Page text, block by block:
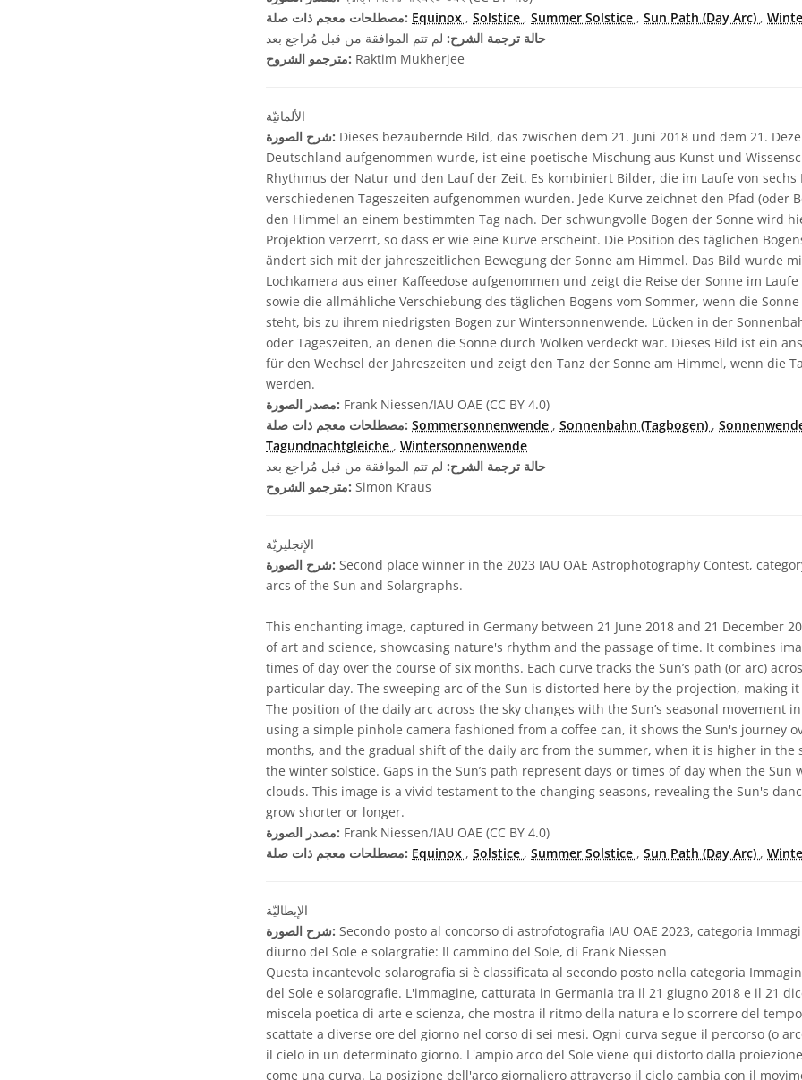
مصطلحات معجم ذات صلة: Equinox , Solstice , Summer Solstice , Sun Path (Day Arc) ,
حالة ترجمة الشرح: لم تتم الموافقة من قبل مُراجع بعد
مترجمو الشروح: Raktim Mukherjee
الألمانيّة
شرح الصورة: Dieses bezaubernde Bild, das zwischen dem 21. Juni 2018 und dem 21.
Deutschland aufgenommen wurde, ist eine poetische Mischung aus Kunst und
Rhythmus der Natur und den Lauf der Zeit. Es kombiniert Bilder, die im Laufe von sechs
verschiedenen Tageszeiten aufgenommen wurden. Jede Kurve zeichnet den Pfad (oder
den Himmel an einem bestimmten Tag nach. Der schwungvolle Bogen der Sonne wird
Projektion verzerrt, so dass er wie eine Kurve erscheint. Die Position des täglichen
ändert sich mit der jahreszeitlichen Bewegung der Sonne am Himmel. Das Bild wurde
Lochkamera aus einer Kaffeedose aufgenommen und zeigt die Reise der Sonne im
sowie die allmähliche Verschiebung des täglichen Bogens vom Sommer, wenn die
steht, bis zu ihrem niedrigsten Bogen zur Wintersonnenwende. Lücken in der
oder Tageszeiten, an denen die Sonne durch Wolken verdeckt war. Dieses Bild ist ein
für den Wechsel der Jahreszeiten und zeigt den Tanz der Sonne am Himmel, wenn die
werden.
مصدر الصورة: Frank Niessen/IAU OAE (CC BY 4.0)
مصطلحات معجم ذات صلة: Sommersonnenwende , Sonnenbahn (Tagbogen) ,
Tagundnachtgleiche , Wintersonnenwende
حالة ترجمة الشرح: لم تتم الموافقة من قبل مُراجع بعد
مترجمو الشروح: Simon Kraus
الإنجليزيّة
شرح الصورة: Second place winner in the 2023 IAU OAE Astrophotography Contest,
arcs of the Sun and Solargraphs.
This enchanting image, captured in Germany between 21 June 2018 and 21 December
of art and science, showcasing nature's rhythm and the passage of time. It combines
times of day over the course of six months. Each curve tracks the Sun’s path (or arc)
particular day. The sweeping arc of the Sun is distorted here by the projection, making
The position of the daily arc across the sky changes with the Sun’s seasonal movement
using a simple pinhole camera fashioned from a coffee can, it shows the Sun's journey
months, and the gradual shift of the daily arc from the summer, when it is higher in the
the winter solstice. Gaps in the Sun’s path represent days or times of day when the Sun
clouds. This image is a vivid testament to the changing seasons, revealing the Sun's
grow shorter or longer.
مصدر الصورة: Frank Niessen/IAU OAE (CC BY 4.0)
مصطلحات معجم ذات صلة: Equinox , Solstice , Summer Solstice , Sun Path (Day Arc) ,
الإيطاليّة
شرح الصورة: Secondo posto al concorso di astrofotografia IAU OAE 2023, categoria
diurno del Sole e solargrafie: Il cammino del Sole, di Frank Niessen
Questa incantevole solarografia si è classificata al secondo posto nella categoria
del Sole e solarografie. L'immagine, catturata in Germania tra il 21 giugno 2018 e il 21
miscela poetica di arte e scienza, che mostra il ritmo della natura e lo scorrere del
scattate a diverse ore del giorno nel corso di sei mesi. Ogni curva segue il percorso (o
il cielo in un determinato giorno. L'ampio arco del Sole viene qui distorto dalla
come una curva. La posizione dell'arco giornaliero attraverso il cielo cambia con il